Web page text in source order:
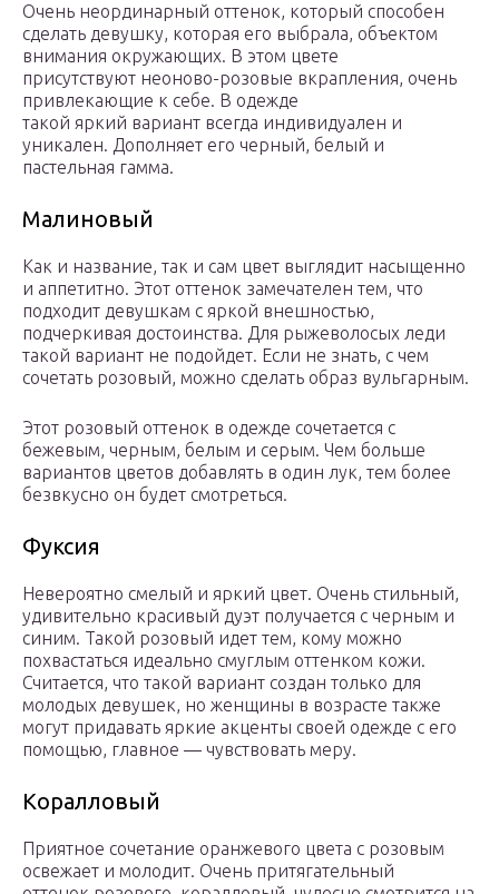
Очень неординарный оттенок, который способен
сделать девушку, которая его выбрала, объектом
внимания окружающих. В этом цвете
присутствуют неоново-розовые вкрапления, очень
привлекающие к себе. В одежде
такой яркий вариант всегда индивидуален и
уникален. Дополняет его черный, белый и
пастельная гамма.
Малиновый
Как и название, так и сам цвет выглядит насыщенно
и аппетитно. Этот оттенок замечателен тем, что
подходит девушкам с яркой внешностью,
подчеркивая достоинства. Для рыжеволосых леди
такой вариант не подойдет. Если не знать, с чем
сочетать розовый, можно сделать образ вульгарным.
Этот розовый оттенок в одежде сочетается с
бежевым, черным, белым и серым. Чем больше
вариантов цветов добавлять в один лук, тем более
безвкусно он будет смотреться.
Фуксия
Невероятно смелый и яркий цвет. Очень стильный,
удивительно красивый дуэт получается с черным и
синим. Такой розовый идет тем, кому можно
похвастаться идеально смуглым оттенком кожи.
Считается, что такой вариант создан только для
молодых девушек, но женщины в возрасте также
могут придавать яркие акценты своей одежде с его
помощью, главное — чувствовать меру.
Коралловый
Приятное сочетание оранжевого цвета с розовым
освежает и молодит. Очень притягательный